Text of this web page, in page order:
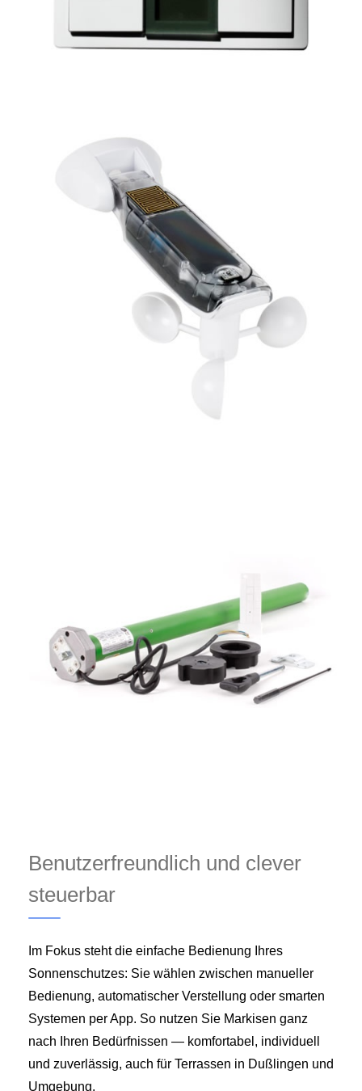
Benutzerfreundlich und clever
steuerbar
Im Fokus steht die einfache Bedienung Ihres
Sonnenschutzes: Sie wählen zwischen manueller
Bedienung, automatischer Verstellung oder smarten
Systemen per App. So nutzen Sie Markisen ganz
nach Ihren Bedürfnissen — komfortabel, individuell
und zuverlässig, auch für Terrassen in Dußlingen und
Umgebung.